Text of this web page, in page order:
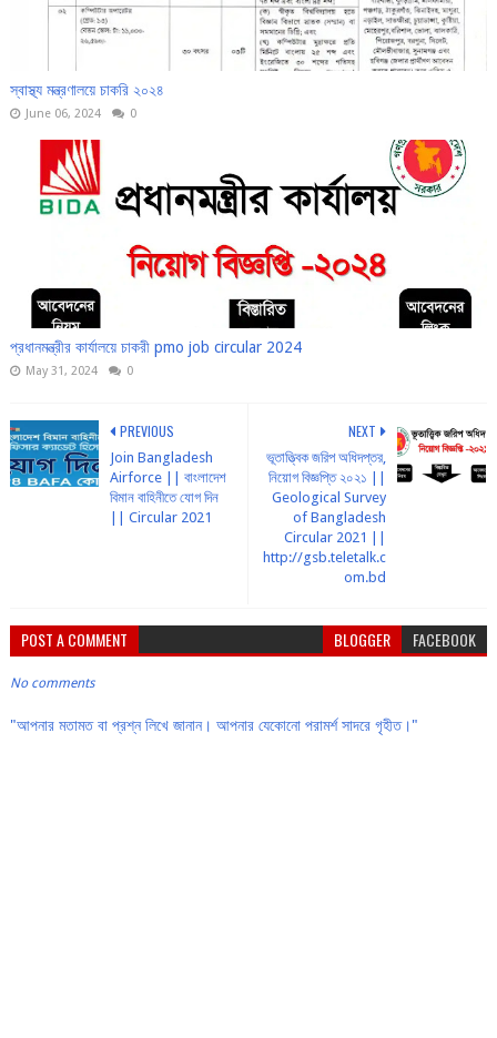
স্বাস্থ্য মন্ত্রণালয়ে চাকরি ২০২৪
June 06, 2024 0
প্রধানমন্ত্রীর কার্যালয়ে চাকরী pmo job circular 2024
May 31, 2024 0
NEXT
ভূতাত্ত্বিক জরিপ অধিদপ্তর,
নিয়োগ বিজ্ঞপ্তি ২০২১ ||
Geological Survey
of Bangladesh
Circular 2021 ||
http://gsb.teletalk.c
om.bd
PREVIOUS
Join Bangladesh
Airforce || বাংলাদেশ
বিমান বাহিনীতে যোগ দিন
|| Circular 2021
POST A COMMENT BLOGGER FACEBOOK
No comments
"আপনার মতামত বা প্রশ্ন লিখে জানান। আপনার যেকোনো পরামর্শ সাদরে গৃহীত।"